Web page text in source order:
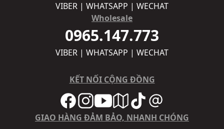
VIBER | WHATSAPP | WECHAT
Wholesale
0965.147.773
VIBER | WHATSAPP | WECHAT
KẾT NỐI CỘNG ĐỒNG
GIAO HÀNG ĐẢM BẢO, NHANH CHÓNG